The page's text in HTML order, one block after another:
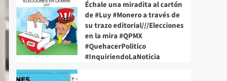
Échale una miradita al cartón
de #Luy #Monero a través de
su trazo editorial///Elecciones
en la mira #QPMX
#QuehacerPolitico
#InquiriendoLaNoticia